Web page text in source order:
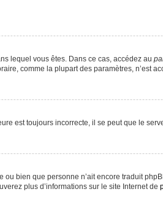
lequel vous êtes. Dans ce cas, accédez au
comme la plupart des paramètres, n’est
est toujours incorrecte, il se peut que le
bien que personne n’ait encore traduit
plus d’informations sur le site Internet de